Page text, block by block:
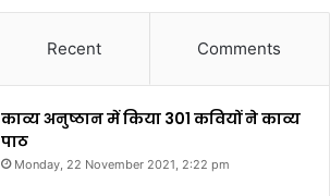
Recent Comments
काव्य अनुष्ठान में किया 301 कवियों ने काव्य
पाठ
Monday, 22 November 2021, 2:22 pm